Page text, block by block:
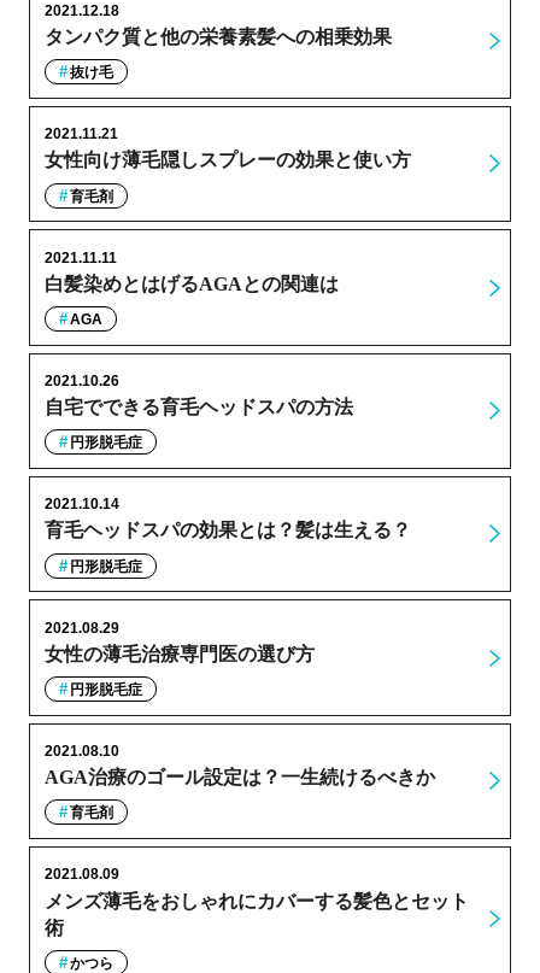
タンパク質と他の栄養素髪への相乗効果
2021.12.18
抜け毛
女性向け薄毛隠しスプレーの効果と使い方
2021.11.21
育毛剤
白髪染めとはげるAGAとの関連は
2021.11.11
AGA
自宅でできる育毛ヘッドスパの方法
2021.10.26
円形脱毛症
育毛ヘッドスパの効果とは？髪は生える？
2021.10.14
円形脱毛症
女性の薄毛治療専門医の選び方
2021.08.29
円形脱毛症
AGA治療のゴール設定は？一生続けるべきか
2021.08.10
育毛剤
メンズ薄毛をおしゃれにカバーする髪色とセット
術
2021.08.09
かつら